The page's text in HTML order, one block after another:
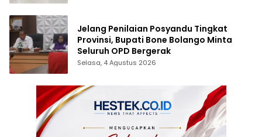
Jelang Penilaian Posyandu Tingkat
Provinsi, Bupati Bone Bolango Minta
Seluruh OPD Bergerak
Selasa, 4 Agustus 2026